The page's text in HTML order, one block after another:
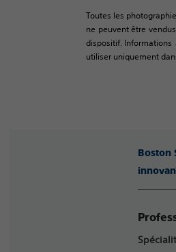
Toutes les
ne peuvent être
dispositif. Informations
utiliser uniquement
Boston